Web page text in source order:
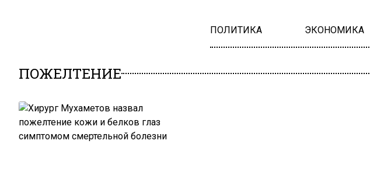
ПОЛИТИКА ЭКОНОМИКА
ПОЖЕЛТЕНИЕ